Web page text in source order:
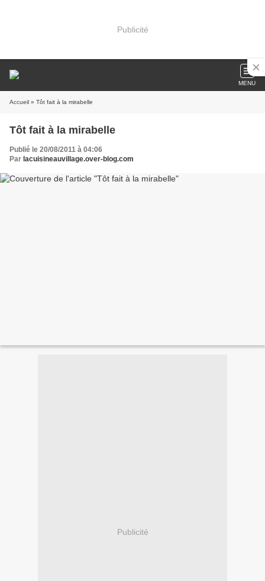
Publicité
MENU
Accueil » Tôt fait à la mirabelle
Tôt fait à la mirabelle
Publié le 20/08/2011 à 04:06
Par lacuisineauvillage.over-blog.com
Publicité